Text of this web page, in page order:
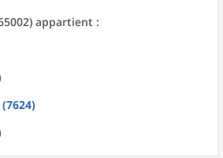
appartient :